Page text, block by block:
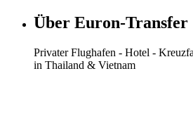
Über Euron-Transfer
Privater Flughafen - Hotel -
in Thailand & Vietnam